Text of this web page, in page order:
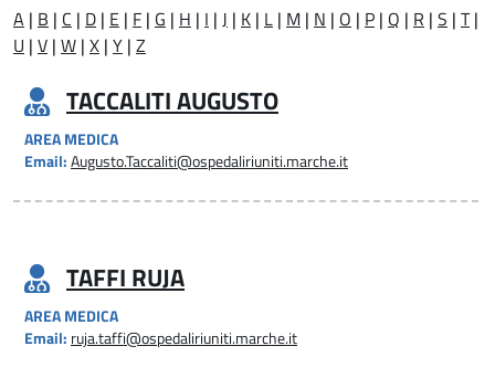
A | B | C | D | E | F | G | H | I | J | K | L | M | N | O | P | Q | R | S | T|
U | V | W | X | Y | Z
TACCALITI AUGUSTO
AREA MEDICA
Email: Augusto.Taccaliti@ospedaliriuniti.marche.it
TAFFI RUJA
AREA MEDICA
Email: ruja.taffi@ospedaliriuniti.marche.it